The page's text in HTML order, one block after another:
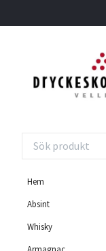
Hem
Absint
Whisky
Armagnac